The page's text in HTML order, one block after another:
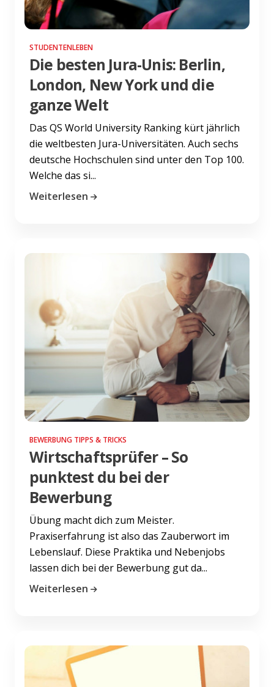
STUDENTENLEBEN
Die besten Jura-Unis: Berlin,
London, New York und die
ganze Welt
Das QS World University Ranking kürt jährlich
die weltbesten Jura-Universitäten. Auch sechs
deutsche Hochschulen sind unter den Top 100.
Welche das si...
Weiterlesen
BEWERBUNG TIPPS & TRICKS
Wirtschaftsprüfer – So
punktest du bei der
Bewerbung
Übung macht dich zum Meister.
Praxiserfahrung ist also das Zauberwort im
Lebenslauf. Diese Praktika und Nebenjobs
lassen dich bei der Bewerbung gut da...
Weiterlesen